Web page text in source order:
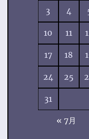
3 4
10 11
17 18
24 25
31
« 7月